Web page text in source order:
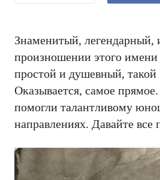
Знаменитый, легендарный,
произношении этого имени
простой и душевный, такой
Оказывается, самое
помогли талантливому
направлениях. Давайте все